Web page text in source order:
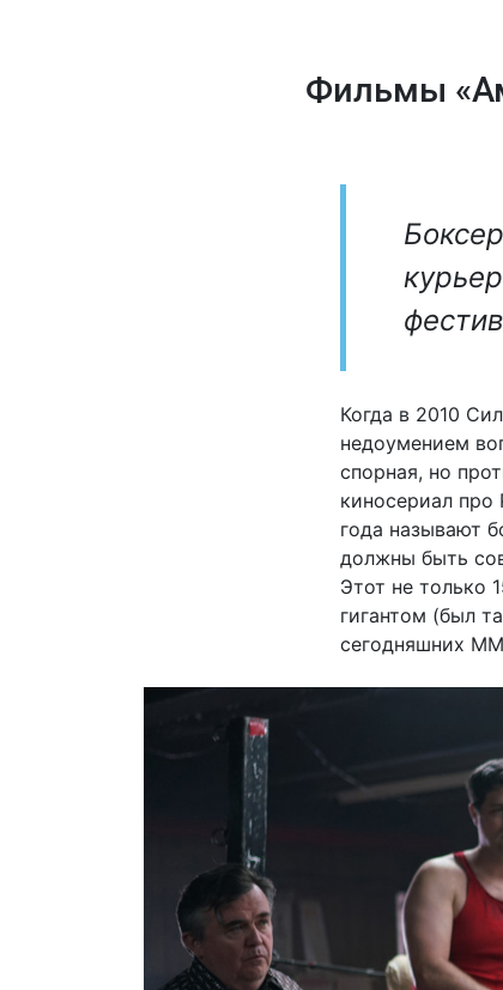
Фильмы
Когда в 2010
недоумением
спорная, но
киносериал
года называют
должны быть
Этот не только
гигантом (был
сегодняшних